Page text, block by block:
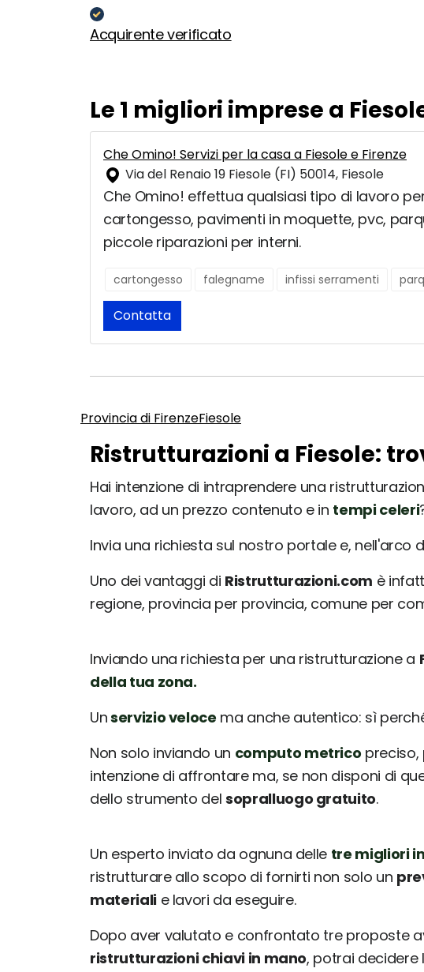
Acquirente verificato
Le 1 migliori imprese a
Che Omino! Servizi per la casa a Fiesole e Firenze
Via del Renaio 19 Fiesole (FI) 50014, Fiesole
Che Omino! effettua qualsiasi tipo di lavoro
cartongesso, pavimenti in moquette, pvc,
piccole riparazioni per interni.
cartongesso falegname infissi serramenti
Contatta
Provincia di FirenzeFiesole
Ristrutturazioni a Fiesole:
Hai intenzione di intraprendere una
lavoro, ad un prezzo contenuto e in tempi celeri
Invia una richiesta sul nostro portale e, nell'arco
Uno dei vantaggi di Ristrutturazioni.com è
regione, provincia per provincia, comune per
Inviando una richiesta per una ristrutturazione a
della tua zona.
Unservizio veloce ma anche autentico: sì
Non solo inviando un computo metrico preciso,
intenzione di affrontare ma, se non disponi di
dello strumento del sopralluogo gratuito.
Un esperto inviato da ognuna delle tre migliori
ristrutturare allo scopo di fornirti non solo un
materialie lavori da eseguire.
Dopo aver valutato e confrontato tre proposte
ristrutturazioni chiavi in mano, potrai